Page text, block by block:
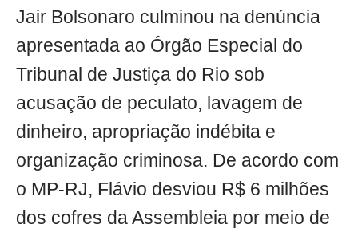
Jair Bolsonaro culminou na denúncia
apresentada ao Órgão Especial do
Tribunal de Justiça do Rio sob
acusação de peculato, lavagem de
dinheiro, apropriação indébita e
organização criminosa. De acordo com
o MP-RJ, Flávio desviou R$ 6 milhões
dos cofres da Assembleia por meio de